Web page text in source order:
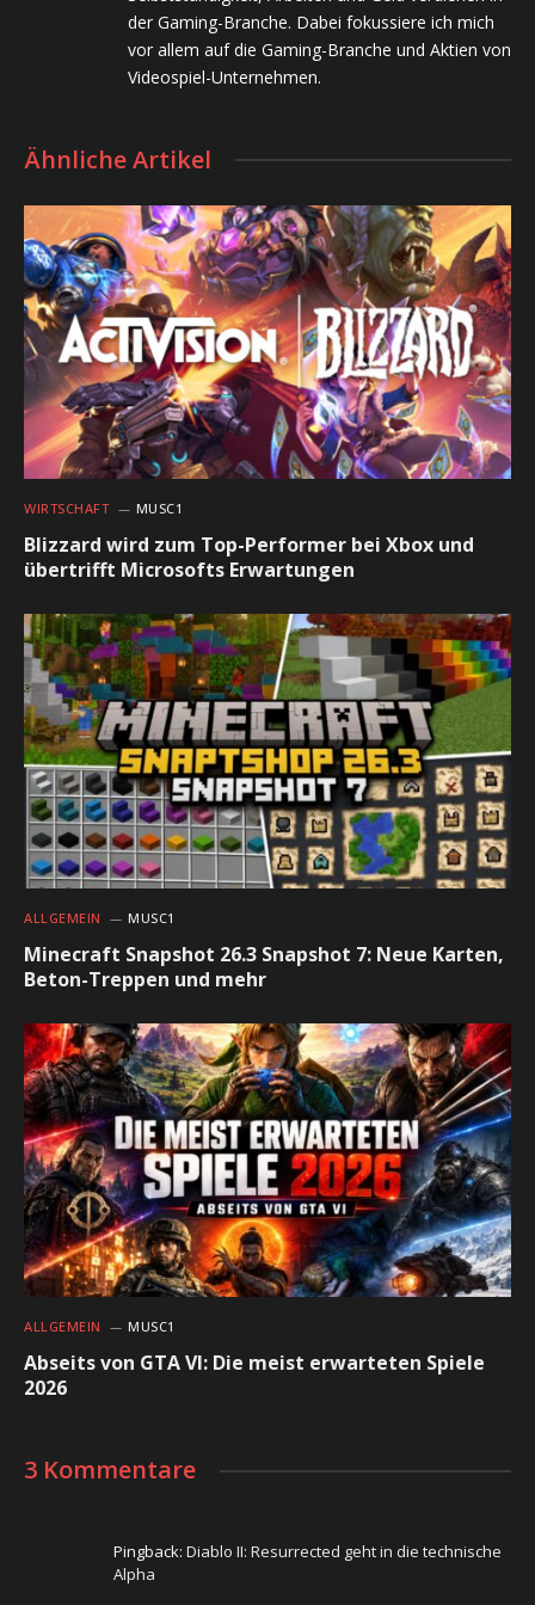
der Gaming-Branche. Dabei fokussiere ich mich
vor allem auf die Gaming-Branche und Aktien von
Videospiel-Unternehmen.
Ähnliche Artikel
WIRTSCHAFT MUSC1
Blizzard wird zum Top-Performer bei Xbox und
übertrifft Microsofts Erwartungen
ALLGEMEIN MUSC1
Minecraft Snapshot 26.3 Snapshot 7: Neue Karten,
Beton-Treppen und mehr
ALLGEMEIN MUSC1
Abseits von GTA VI: Die meist erwarteten Spiele
2026
3 Kommentare
Pingback: Diablo II: Resurrected geht in die technische
Alpha